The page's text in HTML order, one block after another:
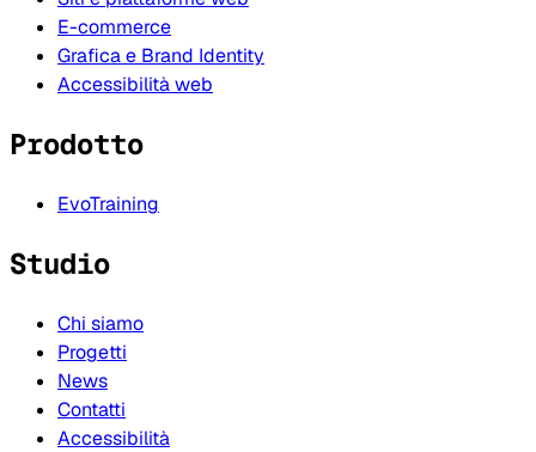
E-commerce
Grafica e Brand Identity
Accessibilità web
Prodotto
EvoTraining
Studio
Chi siamo
Progetti
News
Contatti
Accessibilità